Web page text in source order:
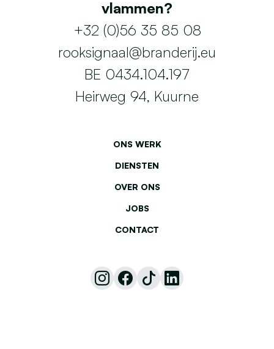
vlammen?
+32 (0)56 35 85 08
rooksignaal@branderij.eu
BE 0434.104.197
Heirweg 94, Kuurne
ONS WERK
DIENSTEN
OVER ONS
JOBS
CONTACT